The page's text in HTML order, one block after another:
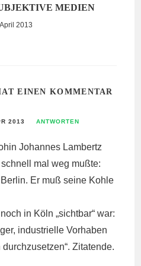
MEDIEN
2013
EINEN KOMMENTAR
2013 ANTWORTEN
Johannes Lambertz
mal weg mußte:
Er muß seine Kohle
in Köln „sichtbar“ war:
industrielle Vorhaben
Zitatende.